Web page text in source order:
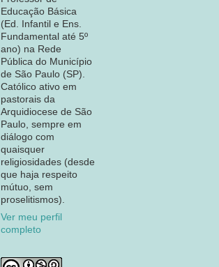
Educação Básica
(Ed. Infantil e Ens.
Fundamental até 5º
ano) na Rede
Pública do Município
de São Paulo (SP).
Católico ativo em
pastorais da
Arquidiocese de São
Paulo, sempre em
diálogo com
quaisquer
religiosidades (desde
que haja respeito
mútuo, sem
proselitismos).
Ver meu perfil
completo